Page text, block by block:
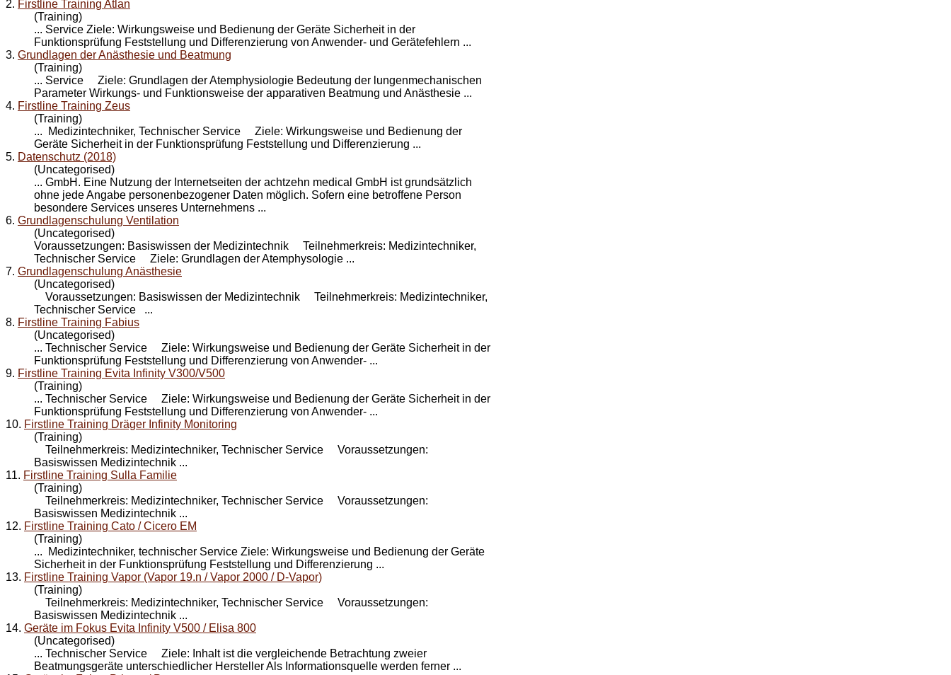
2. Firstline Training Atlan
(Training)
... Service Ziele: Wirkungsweise und Bedienung der Geräte Sicherheit in der
Funktionsprüfung Feststellung und Differenzierung von Anwender- und Gerätefehlern ...
3. Grundlagen der Anästhesie und Beatmung
(Training)
... Service Ziele: Grundlagen der Atemphysiologie Bedeutung der lungenmechanischen
Parameter Wirkungs- und Funktionsweise der apparativen Beatmung und Anästhesie ...
4. Firstline Training Zeus
(Training)
... Medizintechniker, Technischer Service Ziele: Wirkungsweise und Bedienung der
Geräte Sicherheit in der Funktionsprüfung Feststellung und Differenzierung ...
5. Datenschutz (2018)
(Uncategorised)
... GmbH. Eine Nutzung der Internetseiten der achtzehn medical GmbH ist grundsätzlich
ohne jede Angabe personenbezogener Daten möglich. Sofern eine betroffene Person
besondere Services unseres Unternehmens ...
6. Grundlagenschulung Ventilation
(Uncategorised)
Voraussetzungen: Basiswissen der Medizintechnik Teilnehmerkreis: Medizintechniker,
Technischer Service Ziele: Grundlagen der Atemphysologie ...
7. Grundlagenschulung Anästhesie
(Uncategorised)
Voraussetzungen: Basiswissen der Medizintechnik Teilnehmerkreis: Medizintechniker,
Technischer Service ...
8. Firstline Training Fabius
(Uncategorised)
... Technischer Service Ziele: Wirkungsweise und Bedienung der Geräte Sicherheit in der
Funktionsprüfung Feststellung und Differenzierung von Anwender- ...
9. Firstline Training Evita Infinity V300/V500
(Training)
... Technischer Service Ziele: Wirkungsweise und Bedienung der Geräte Sicherheit in der
Funktionsprüfung Feststellung und Differenzierung von Anwender- ...
10. Firstline Training Dräger Infinity Monitoring
(Training)
Teilnehmerkreis: Medizintechniker, Technischer Service Voraussetzungen:
Basiswissen Medizintechnik ...
11. Firstline Training Sulla Familie
(Training)
Teilnehmerkreis: Medizintechniker, Technischer Service Voraussetzungen:
Basiswissen Medizintechnik ...
12. Firstline Training Cato / Cicero EM
(Training)
... Medizintechniker, technischer Service Ziele: Wirkungsweise und Bedienung der Geräte
Sicherheit in der Funktionsprüfung Feststellung und Differenzierung ...
13. Firstline Training Vapor (Vapor 19.n / Vapor 2000 / D-Vapor)
(Training)
Teilnehmerkreis: Medizintechniker, Technischer Service Voraussetzungen:
Basiswissen Medizintechnik ...
14. Geräte im Fokus Evita Infinity V500 / Elisa 800
(Uncategorised)
... Technischer Service Ziele: Inhalt ist die vergleichende Betrachtung zweier
Beatmungsgeräte unterschiedlicher Hersteller Als Informationsquelle werden ferner ...